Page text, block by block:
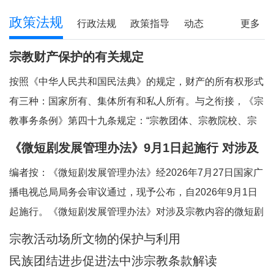
更多
政策法规 行政法规 政策指导 动态
宗教财产保护的有关规定
按照《中华人民共和国民法典》的规定，财产的所有权形式
有三种：国家所有、集体所有和私人所有。与之衔接，《宗
教事务条例》第四十九条规定：“宗教团体、宗教院校、宗
教活动场所对依法占有的属于国家、集体所有的财产，依照
有所有权或者其他财产权利。”对现行法律法
《微短剧发展管理办法》9月1日起施行 对涉及
编者按：《微短剧发展管理办法》经2026年7月27日国家广
播电视总局局务会审议通过，现予公布，自2026年9月1日
起施行。《微短剧发展管理办法》对涉及宗教内容的微短剧
作出规定。其中，第五条规定，一类微短剧是指投资额度较
民族、宗教、司法、公安等内容的特殊题材的微短
宗教活动场所文物的保护与利用
民族团结进步促进法中涉宗教条款解读